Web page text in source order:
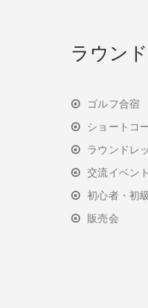
ラウン
ゴルフ合宿
ショートコ
ラウンドレ
交流イベント
初心者・初
販売会